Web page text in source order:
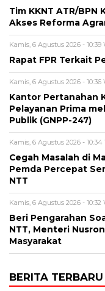
Tim KKNT ATR/
Akses Reforma
Kamis, 6 Agustus 2026 - 10:39
Rapat FPR Terkait
Kamis, 6 Agustus 2026 - 10:36
Kantor Pertanahan
Pelayanan Prima
Publik (GNPP-247)
Kamis, 6 Agustus 2026 -
Cegah Masalah di
Pemda Percepat
NTT
Kamis, 6 Agustus 2026 - 10:32
Beri Pengarahan
NTT, Menteri
Masyarakat
BERITA TERBARU